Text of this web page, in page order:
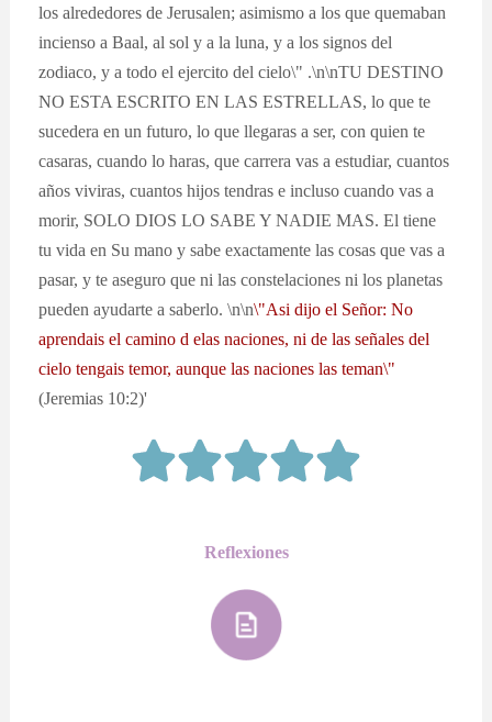
los alrededores de Jerusalen; asimismo a los que quemaban
incienso a Baal, al sol y a la luna, y a los signos del
zodiaco, y a todo el ejercito del cielo\" .\n\nTU DESTINO
NO ESTA ESCRITO EN LAS ESTRELLAS, lo que te
sucedera en un futuro, lo que llegaras a ser, con quien te
casaras, cuando lo haras, que carrera vas a estudiar, cuantos
años viviras, cuantos hijos tendras e incluso cuando vas a
morir, SOLO DIOS LO SABE Y NADIE MAS. El tiene
tu vida en Su mano y sabe exactamente las cosas que vas a
pasar, y te aseguro que ni las constelaciones ni los planetas
pueden ayudarte a saberlo. \n\n\"Asi dijo el Señor: No
aprendais el camino d elas naciones, ni de las señales del
cielo tengais temor, aunque las naciones las teman\"
(Jeremias 10:2)'
Reflexiones